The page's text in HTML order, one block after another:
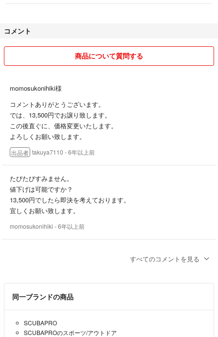
コメント
商品について質問する
momosukonihiki様
コメントありがとうございます。
では、13,500円でお譲り致します。
この後直ぐに、価格変更いたします。
よろしくお願い致します。
出品者 takuya7110 - 6年以上前
たびたびすみません。
値下げは可能ですか？
13,500円でしたら即決を考えております。
宜しくお願い致します。
momosukonihiki - 6年以上前
保証書・箱などはありません。
使用本数は100本くらいです。
すべてのコメントを見る
同一ブランドの商品
SCUBAPRO
SCUBAPROのスポーツ/アウトドア